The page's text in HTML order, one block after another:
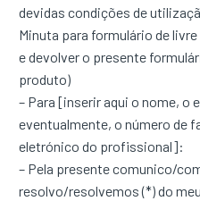
devidas condições de
Minuta para formulário de
e devolver o presente
produto)
– Para [inserir aqui o nome, o
eventualmente, o número de
eletrónico do profissional]:
– Pela presente comunico/
resolvo/resolvemos (*) do